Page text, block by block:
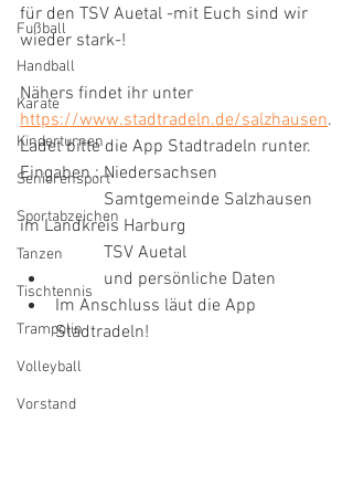
Fußball
Handball
Karate
Kinderturnen
Seniorensport
Sportabzeichen
Tanzen
Tischtennis
Trampolin
Volleyball
Vorstand
für den TSV Auetal -mit Euch sind wir
wieder stark-!
Nähers findet ihr unter
https://www.stadtradeln.de/salzhausen.
Ladet bitte die App Stadtradeln runter.
Eingaben : Niedersachsen
im Landkreis Harburg
                   TSV Auetal
           und persönliche Daten
Im Anschluss läut die App
Stadtradeln!